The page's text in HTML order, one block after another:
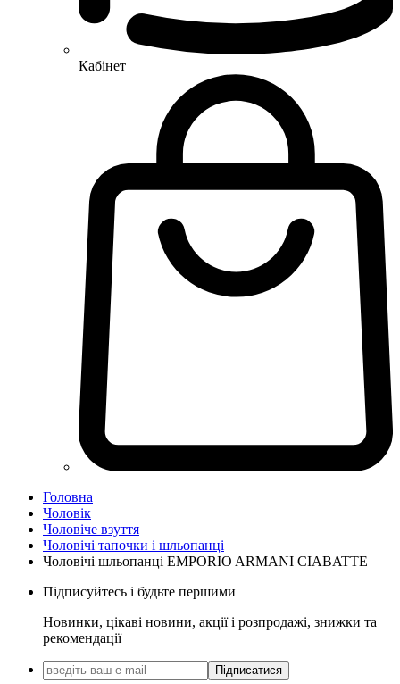
Кабінет
Головна
Чоловік
Чоловіче взуття
Чоловічі тапочки і шльопанці
Чоловічі шльопанці EMPORIO ARMANI CIABATTE
Підписуйтесь і будьте першими
Новинки, цікаві новини, акції і розпродажі, знижки та
рекомендації
Підписатися